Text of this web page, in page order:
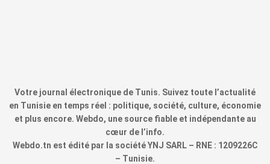
Votre journal électronique de Tunis. Suivez toute l’actualité
en Tunisie en temps réel : politique, société, culture, économie
et plus encore. Webdo, une source fiable et indépendante au
cœur de l’info.
Webdo.tn est édité par la société YNJ SARL – RNE : 1209226C
– Tunisie.